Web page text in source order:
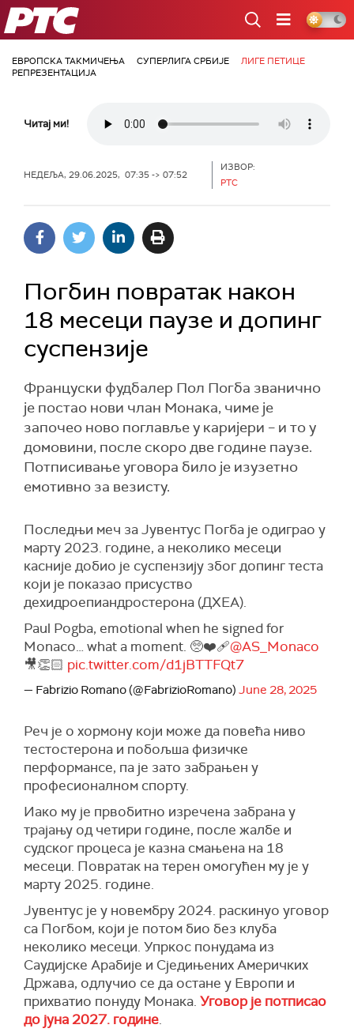
РТС
ЕВРОПСКА ТАКМИЧЕЊА СУПЕРЛИГА СРБИЈЕ
ЛИГЕ ПЕТИЦЕ
РЕПРЕЗЕНТАЦИЈА
Читај ми!
НЕДЕЉА, 29.06.2025, 07:35 -> 07:52
ИЗВОР:
РТС
Погбин повратак након
18 месеци паузе и допинг
суспензије
Француски фудбалер Пол Погба званично
је постао нови члан Монака, чиме је
започео ново поглавље у каријери – и то у
домовини, после скоро две године паузе.
Потписивање уговора било је изузетно
емотивно за везисту.
Последњи меч за Јувентус Погба је одиграо у
марту 2023. године, а неколико месеци
касније добио је суспензију због допинг теста
који је показао присуство
дехидроепиандростерона (ДХЕА).
Paul Pogba, emotional when he signed for
Monaco… what a moment. 🥺❤️‍🩹@AS_Monaco
🎥👏🏻 pic.twitter.com/d1jBTTFQt7
— Fabrizio Romano (@FabrizioRomano) June 28, 2025
Реч је о хормону који може да повећа ниво
тестостерона и побољша физичке
перформансе, па је зато забрањен у
професионалном спорту.
Иако му је првобитно изречена забрана у
трајању од четири године, после жалбе и
судског процеса је казна смањена на 18
месеци. Повратак на терен омогућен му је у
марту 2025. године.
Јувентус је у новембру 2024. раскинуо уговор
са Погбом, који је потом био без клуба
неколико месеци. Упркос понудама из
Саудијске Арабије и Сједињених Америчких
Држава, одлучио се да остане у Европи и
прихватио понуду Монака. Уговор је потписао
до јуна 2027. године.